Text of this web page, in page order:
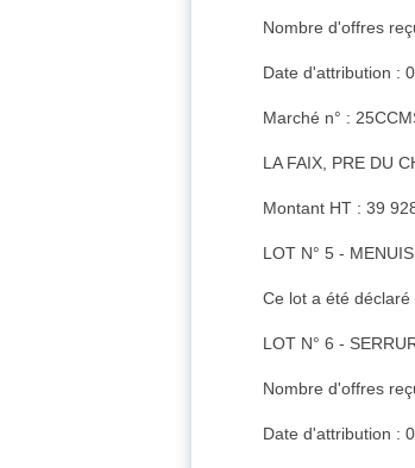
Nombre d'offres
Date d'attribution :
Marché n° :
LA FAIX, PRE DU
Montant HT : 39
LOT N° 5 -
Ce lot a été déclaré
LOT N° 6 -
Nombre d'offres
Date d'attribution :